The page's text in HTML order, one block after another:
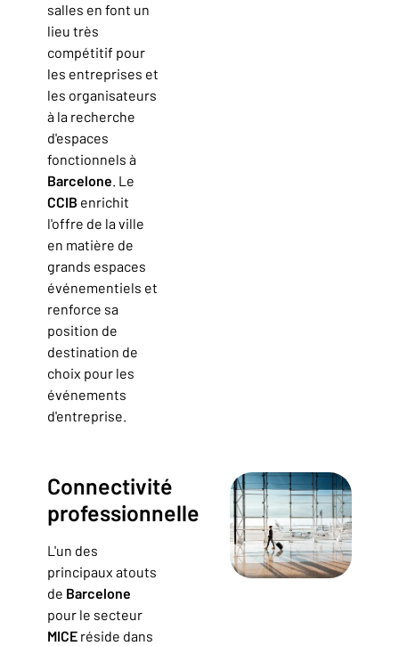
salles en font un
lieu très
compétitif pour
les entreprises et
les organisateurs
à la recherche
d'espaces
fonctionnels à
Barcelone. Le
CCIB enrichit
l'offre de la ville
en matière de
grands espaces
événementiels et
renforce sa
position de
destination de
choix pour les
événements
d'entreprise.
Connectivité
professionnelle
L'un des
principaux atouts
de Barcelone
pour le secteur
MICE réside dans